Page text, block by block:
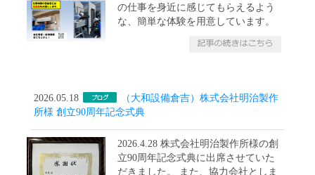
の仕事を身近に感じてもらえるよう
な、簡単な体験を用意しています。
2026.05.18
（大和設備倉吉）株式会社明治製作
所様 創立90周年記念式典
2026.4.28 株式会社明治製作所様の創
立90周年記念式典に出席させていた
だきました。 また、協力会社としま